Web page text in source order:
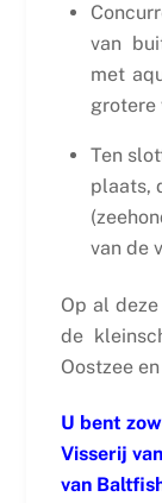
van
met
grotere
Ten
plaats,
van de
Op al
de
Oostzee
U bent
Visserij
van